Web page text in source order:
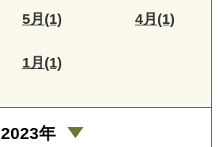
5月(1) 4月(1)
1月(1)
2023年